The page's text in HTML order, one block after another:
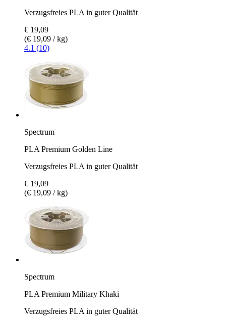
Verzugsfreies PLA in guter Qualität
€ 19,09
(€ 19,09 / kg)
4.1 (10)
Spectrum
PLA Premium Golden Line
Verzugsfreies PLA in guter Qualität
€ 19,09
(€ 19,09 / kg)
Spectrum
PLA Premium Military Khaki
Verzugsfreies PLA in guter Qualität